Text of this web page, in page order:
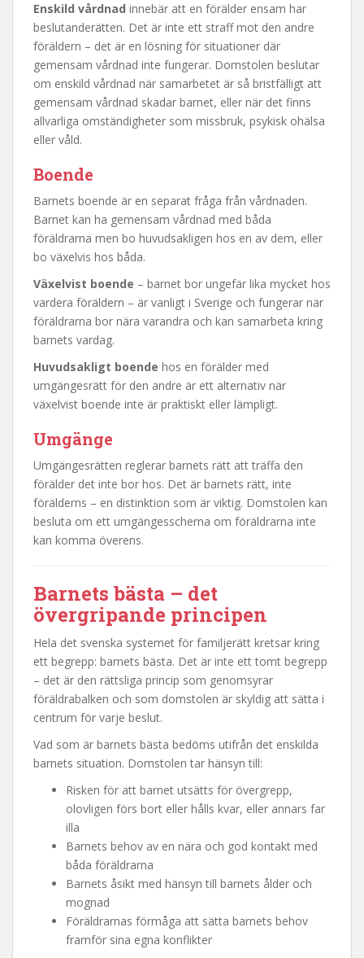
Enskild vårdnad innebär att en förälder ensam har
beslutanderätten. Det är inte ett straff mot den andre
föräldern – det är en lösning för situationer där
gemensam vårdnad inte fungerar. Domstolen beslutar
om enskild vårdnad när samarbetet är så bristfälligt att
gemensam vårdnad skadar barnet, eller när det finns
allvarliga omständigheter som missbruk, psykisk ohälsa
eller våld.
Boende
Barnets boende är en separat fråga från vårdnaden.
Barnet kan ha gemensam vårdnad med båda
föräldrarna men bo huvudsakligen hos en av dem, eller
bo växelvis hos båda.
Växelvist boende – barnet bor ungefär lika mycket hos
vardera föräldern – är vanligt i Sverige och fungerar när
föräldrarna bor nära varandra och kan samarbeta kring
barnets vardag.
Huvudsakligt boende hos en förälder med
umgängesrätt för den andre är ett alternativ när
växelvist boende inte är praktiskt eller lämpligt.
Umgänge
Umgängesrätten reglerar barnets rätt att träffa den
förälder det inte bor hos. Det är barnets rätt, inte
förälderns – en distinktion som är viktig. Domstolen kan
besluta om ett umgängesschema om föräldrarna inte
kan komma överens.
Barnets bästa – det
övergripande principen
Hela det svenska systemet för familjerätt kretsar kring
ett begrepp: barnets bästa. Det är inte ett tomt begrepp
– det är den rättsliga princip som genomsyrar
föräldrabalken och som domstolen är skyldig att sätta i
centrum för varje beslut.
Vad som är barnets bästa bedöms utifrån det enskilda
barnets situation. Domstolen tar hänsyn till:
Risken för att barnet utsätts för övergrepp,
olovligen förs bort eller hålls kvar, eller annars far
illa
Barnets behov av en nära och god kontakt med
båda föräldrarna
Barnets åsikt med hänsyn till barnets ålder och
mognad
Föräldrarnas förmåga att sätta barnets behov
framför sina egna konflikter